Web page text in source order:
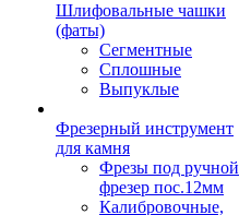
Шлифовальные чашки
(фаты)
Сегментные
Сплошные
Выпуклые
Фрезерный инструмент
для камня
Фрезы под ручной
фрезер пос.12мм
Калибровочные,